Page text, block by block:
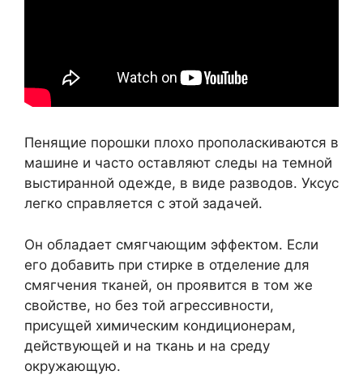
Пенящие порошки плохо прополаскиваются в
машине и часто оставляют следы на темной
выстиранной одежде, в виде разводов. Уксус
легко справляется с этой задачей.
Он обладает смягчающим эффектом. Если
его добавить при стирке в отделение для
смягчения тканей, он проявится в том же
свойстве, но без той агрессивности,
присущей химическим кондиционерам,
действующей и на ткань и на среду
окружающую.